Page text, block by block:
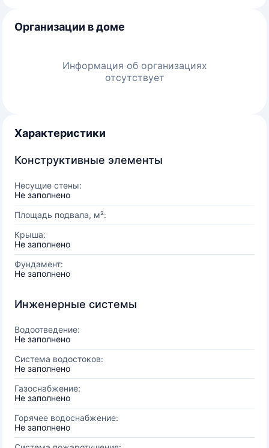
Организации в доме
Информация об организациях
отсутствует
Характеристики
Конструктивные элементы
Несущие стены:
Не заполнено
Площадь подвала, м²:
Крыша:
Не заполнено
Фундамент:
Не заполнено
Инженерные системы
Водоотведение:
Не заполнено
Система водостоков:
Не заполнено
Газоснабжение:
Не заполнено
Горячее водоснабжение:
Не заполнено